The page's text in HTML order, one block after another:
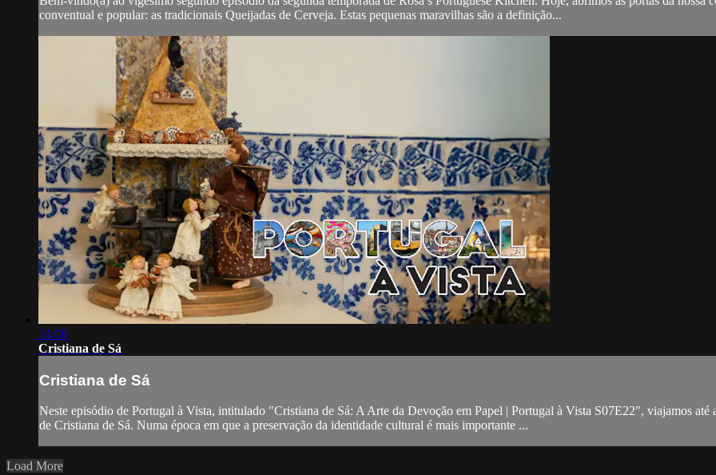
conventual e popular: as tradicionais Queijadas de Cerveja. Estas pequenas maravilhas são a definição...
14:08
Cristiana de Sá
Cristiana de Sá
Neste episódio de Portugal à Vista, intitulado "Cristiana de Sá: A Arte da Devoção em Papel | Portugal à Vista S07E22", viajamos
de Cristiana de Sá. Numa época em que a preservação da identidade cultural é mais importante ...
Load More